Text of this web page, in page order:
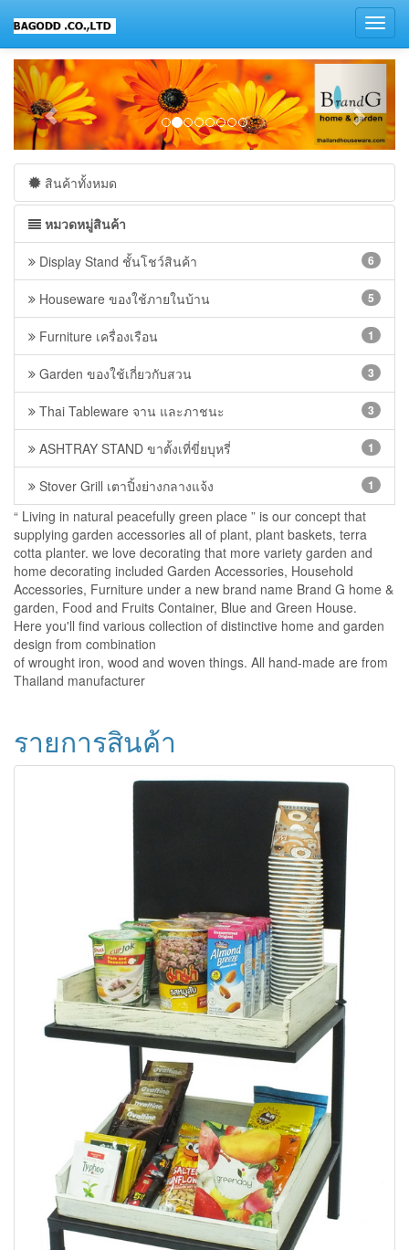
สินค้าทั้งหมด
หมวดหมู่สินค้า
Display Stand ชั้นโชว์สินค้า 6
Houseware ของใช้ภายในบ้าน 5
Furniture เครื่องเรือน 1
Garden ของใช้เกี่ยวกับสวน 3
Thai Tableware จาน และภาชนะ 3
ASHTRAY STAND ขาตั้งเที่ขี่ยบุหรี่ 1
Stover Grill เตาปิ้งย่างกลางแจ้ง 1
“ Living in natural peacefully green place ” is our concept that
supplying garden accessories all of plant, plant baskets, terra
cotta planter. we love decorating that more variety garden and
home decorating included Garden Accessories, Household
Accessories, Furniture under a new brand name Brand G home &
garden, Food and Fruits Container, Blue and Green House.
Here you'll find various collection of distinctive home and garden
design from combination
of wrought iron, wood and woven things. All hand-made are from
Thailand manufacturer
รายการสินค้า